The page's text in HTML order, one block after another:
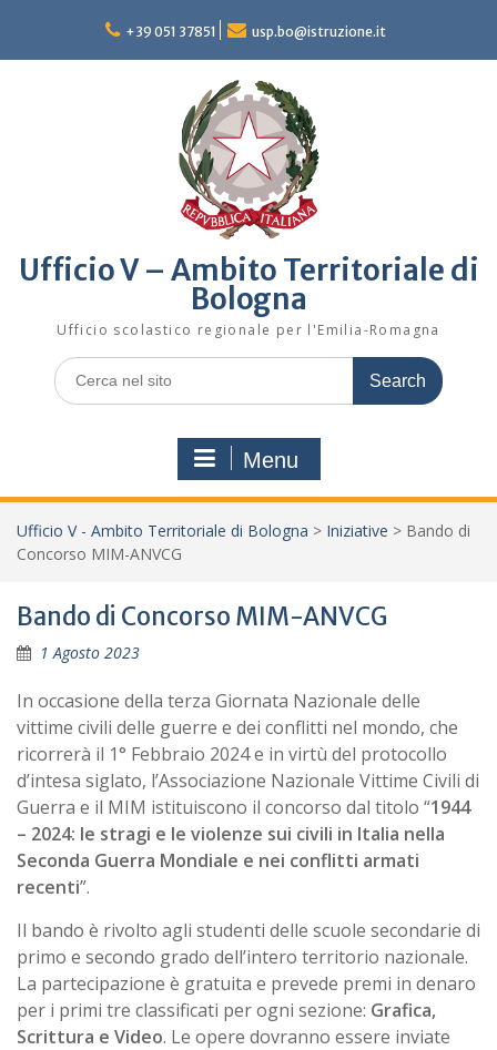
content
+39 051 37851 usp.bo@istruzione.it
Ufficio V – Ambito Territoriale di
Bologna
Ufficio scolastico regionale per l'Emilia-Romagna
Search
for:
Menu
Ufficio V - Ambito Territoriale di Bologna > Iniziative > Bando di
Concorso MIM-ANVCG
Bando di Concorso MIM-ANVCG
1 Agosto 2023
In occasione della terza Giornata Nazionale delle
vittime civili delle guerre e dei conflitti nel mondo, che
ricorrerà il 1° Febbraio 2024 e in virtù del protocollo
d’intesa siglato, l’Associazione Nazionale Vittime Civili di
Guerra e il MIM istituiscono il concorso dal titolo “1944
– 2024: le stragi e le violenze sui civili in Italia nella
Seconda Guerra Mondiale e nei conflitti armati
recenti”.
Il bando è rivolto agli studenti delle scuole secondarie di
primo e secondo grado dell’intero territorio nazionale.
La partecipazione è gratuita e prevede premi in denaro
per i primi tre classificati per ogni sezione: Grafica,
Scrittura e Video. Le opere dovranno essere inviate